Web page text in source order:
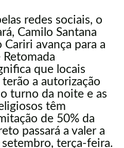
redes sociais, o
Camilo Santana
avança para a
Retomada
que locais
a autorização
turno da noite e as
têm
de 50% da
passará a valer a
terça-feira.